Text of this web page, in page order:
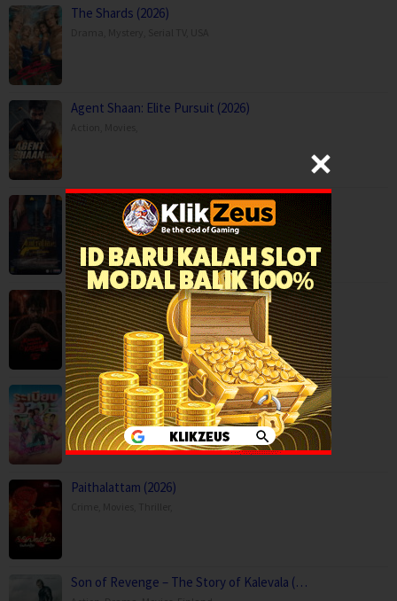
The Shards (2026)
Agent Shaan: Elite Pursuit (2026)
Anaganaga Australia Lo (2025)
Crime,Movies,Mystery,Thriller,
Kaalam paranja kadha (2026)
Crime,Movies,Thriller,
Mor Lam Rhythm (2026)
Comedy,Drama,Movies,Music,Thailand
Paithalattam (2026)
Son of Revenge – The Story of Kalevala (…